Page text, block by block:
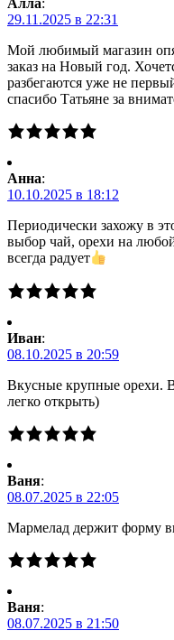
Алла:
29.11.2025 в 22:31
Мой любимый магазин
заказ на Новый год.
разбегаются уже не
спасибо Татьяне за
Анна:
10.10.2025 в 18:12
Периодически захожу в
выбор чай, орехи на
всегда радует
Иван:
08.10.2025 в 20:59
Вкусные крупные орехи.
легко открыть)
Ваня:
08.07.2025 в 22:05
Мармелад держит форму
Ваня:
08.07.2025 в 21:50